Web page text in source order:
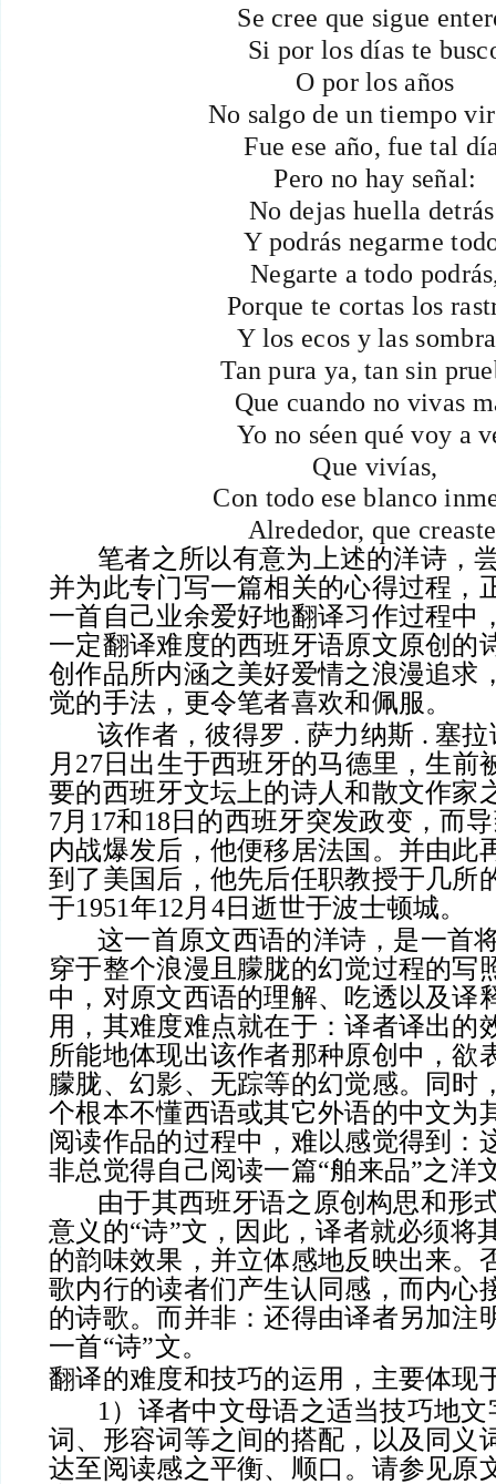
Se cree que sigue
Si por los días te
O por los años
No salgo de un tiempo
Fue ese año, fue tal
Pero no hay señal:
No dejas huella
Y podrás negarme
Negarte a todo
Porque te cortas los
Y los ecos y las
Tan pura ya, tan sin
Que cuando no vivas
Yo no séen qué voy a
Que vivías,
Con todo ese blanco
Alrededor, que
笔者之所以有意为上述的洋诗，
并为此专门写一篇相关的心得过程，
一首自己业余爱好地翻译习作过程中
一定翻译难度的西班牙语原文原创的
创作品所内涵之美好爱情之浪漫追求
觉的手法，更令笔者喜欢和佩服。
该作者，彼得罗 . 萨力纳斯 . 塞拉
月27日出生于西班牙的马德里，生前
要的西班牙文坛上的诗人和散文作家
7月17和18日的西班牙突发政变，而
内战爆发后，他便移居法国。并由此
到了美国后，他先后任职教授于几所
于1951年12月4日逝世于波士顿城。
这一首原文西语的洋诗，是一首
穿于整个浪漫且朦胧的幻觉过程的写
中，对原文西语的理解、吃透以及译
用，其难度难点就在于：译者译出的
所能地体现出该作者那种原创中，欲
朦胧、幻影、无踪等的幻觉感。同时
个根本不懂西语或其它外语的中文为
阅读作品的过程中，难以感觉得到：
非总觉得自己阅读一篇“舶来品”之洋
由于其西班牙语之原创构思和形
意义的“诗”文，因此，译者就必须将
的韵味效果，并立体感地反映出来。
歌内行的读者们产生认同感，而内心
的诗歌。而并非：还得由译者另加注
一首“诗”文。
翻译的难度和技巧的运用，主要体现
1）译者中文母语之适当技巧地文
词、形容词等之间的搭配，以及同义
达至阅读感之平衡、顺口。请参见原